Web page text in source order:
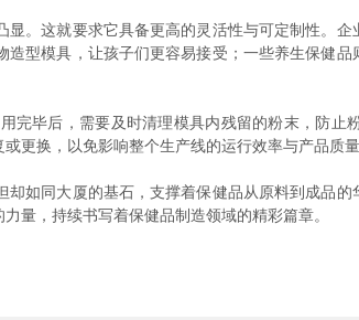
这就要求它具备更高的灵活性与可定制性。企
型模具，让孩子们更容易接受；一些养生保健
毕后，需要及时清理模具内残留的粉末，防止
更换，以免影响整个生产线的运行效率与产品质量
同大厦的基石，支撑着保健品从原料到成品的
量，持续书写着保健品制造领域的精彩篇章。